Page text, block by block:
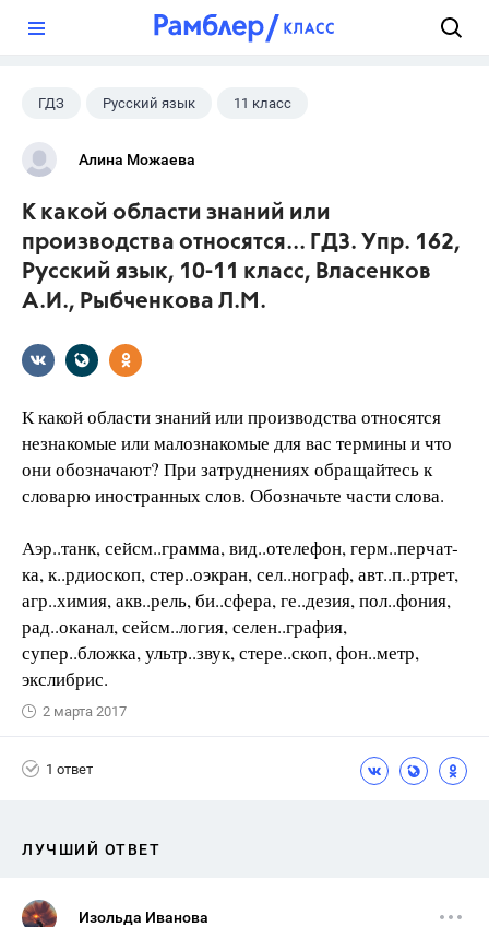
ГДЗ Русский язык 11 класс
10 класс
Алина Можаева
К какой области знаний или
производства относятся... ГДЗ. Упр. 162,
Русский язык, 10-11 класс, Власенков
А.И., Рыбченкова Л.М.
К какой области знаний или производства относятся
незнакомые или малознакомые для вас термины и что
они обозначают? При затруднениях обращайтесь к
словарю иностранных слов. Обозначьте части слова.
Аэр..танк, сейсм..грамма, вид..отелефон, герм..перчат­
ка, к..рдиоскоп, стер..оэкран, сел..нограф, авт..п..ртрет,
агр..химия, акв..рель, би..сфера, ге..дезия, пол..фония,
рад..оканал, сейсм..логия, селен..графия,
супер..бложка, ультр..звук, стере..скоп, фон..метр,
экслибрис.
2 марта 2017
1 ответ
ЛУЧШИЙ ОТВЕТ
Изольда Иванова